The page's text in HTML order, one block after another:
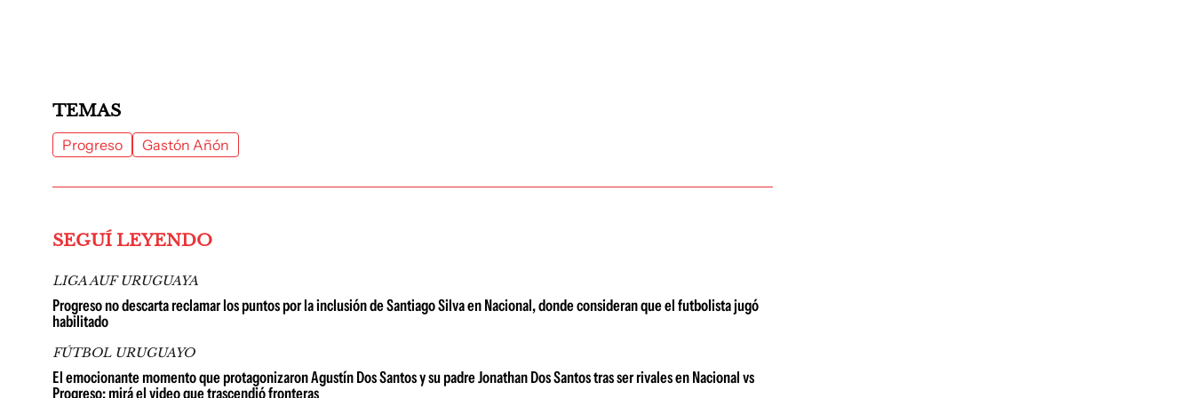
TEMAS
Progreso Gastón Añón
SEGUÍ LEYENDO
LIGA AUF URUGUAYA
Progreso no descarta reclamar los puntos por la inclusión de Santiago Silva en Nacional, donde consideran que el futbolista jugó
habilitado
FÚTBOL URUGUAYO
El emocionante momento que protagonizaron Agustín Dos Santos y su padre Jonathan Dos Santos tras ser rivales en Nacional vs
Progreso; mirá el video que trascendió fronteras